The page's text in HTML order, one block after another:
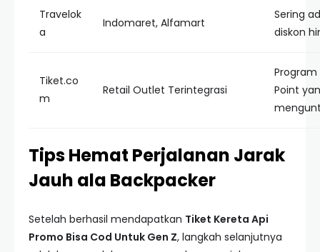
Travelok
a
Indomaret, Alfamart
Sering
diskon
Tiket.co
m
Retail Outlet Terintegrasi
Program
Point
Tips Hemat Perjalanan Jarak
Jauh ala Backpacker
Setelah berhasil mendapatkan Tiket Kereta Api
Promo Bisa Cod Untuk Gen Z, langkah selanjutnya